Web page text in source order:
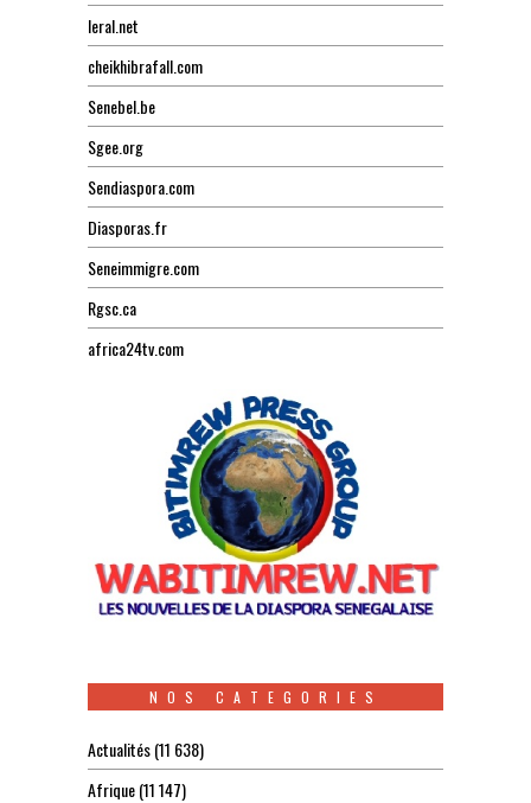
leral.net
cheikhibrafall.com
Senebel.be
Sgee.org
Sendiaspora.com
Diasporas.fr
Seneimmigre.com
Rgsc.ca
africa24tv.com
NOS CATEGORIES
Actualités(11 638)
Afrique(11 147)